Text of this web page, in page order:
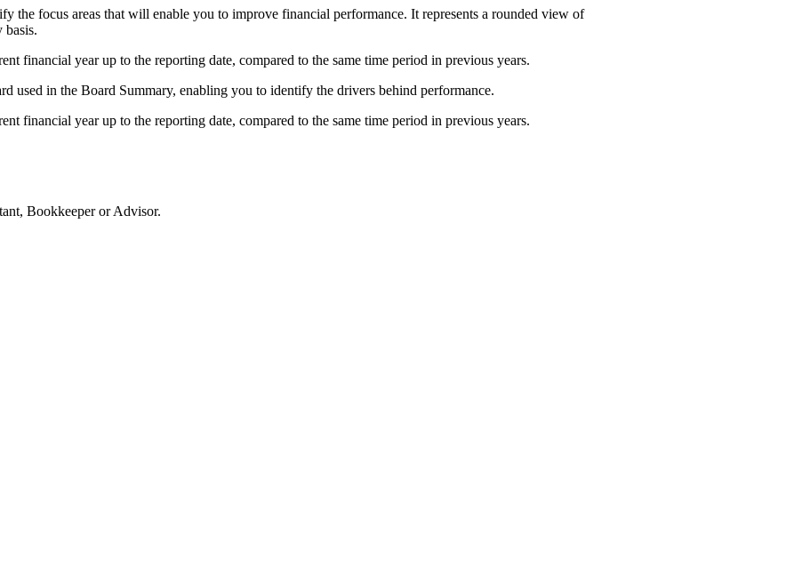
the focus areas that will enable you to improve financial performance. It represents a rounded view of
basis.
financial year up to the reporting date, compared to the same time period in previous years.
used in the Board Summary, enabling you to identify the drivers behind performance.
financial year up to the reporting date, compared to the same time period in previous years.
Bookkeeper or Advisor.